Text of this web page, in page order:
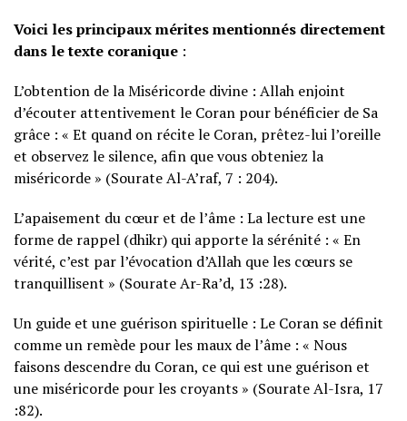
Voici les principaux mérites mentionnés directement
dans le texte coranique :
L’obtention de la Miséricorde divine : Allah enjoint
d’écouter attentivement le Coran pour bénéficier de Sa
grâce : « Et quand on récite le Coran, prêtez-lui l’oreille
et observez le silence, afin que vous obteniez la
miséricorde » (Sourate Al-A’raf, 7 : 204).
L’apaisement du cœur et de l’âme : La lecture est une
forme de rappel (dhikr) qui apporte la sérénité : « En
vérité, c’est par l’évocation d’Allah que les cœurs se
tranquillisent » (Sourate Ar-Ra’d, 13 :28).
Un guide et une guérison spirituelle : Le Coran se définit
comme un remède pour les maux de l’âme : « Nous
faisons descendre du Coran, ce qui est une guérison et
une miséricorde pour les croyants » (Sourate Al-Isra, 17
:82).